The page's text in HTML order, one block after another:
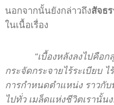
นอกจากนั้นยังกล่าวถึงสัจธ
ในเนื้อเรื่อง
“เบื้องหลังลงไปคือ
กระจัดกระจายไร้ระเบียบ
การกำหนดตำแหน่ง ราวกั
ไปทั่ว เมล็ดแห่งชีวิตเรานั้น